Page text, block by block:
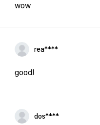
wow
rea****
good!
dos****